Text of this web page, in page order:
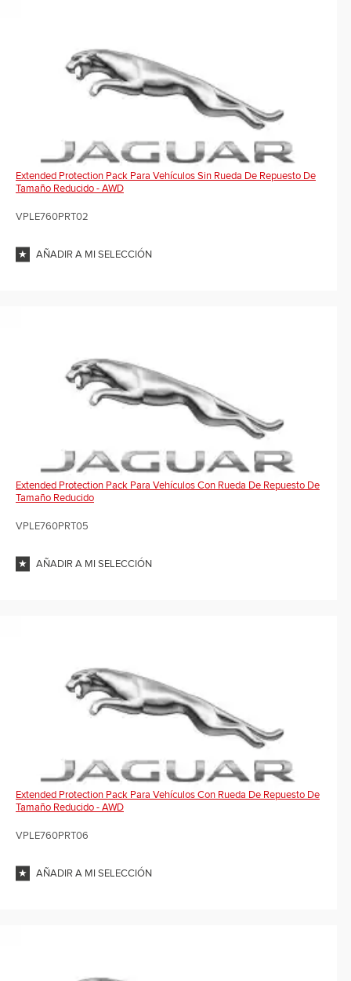
Extended Protection Pack Para Vehículos Sin Rueda De Repuesto De
Tamaño Reducido - AWD
VPLE760PRT02
AÑADIR A MI SELECCIÓN
Extended Protection Pack Para Vehículos Con Rueda De Repuesto De
Tamaño Reducido
VPLE760PRT05
AÑADIR A MI SELECCIÓN
Extended Protection Pack Para Vehículos Con Rueda De Repuesto De
Tamaño Reducido - AWD
VPLE760PRT06
AÑADIR A MI SELECCIÓN